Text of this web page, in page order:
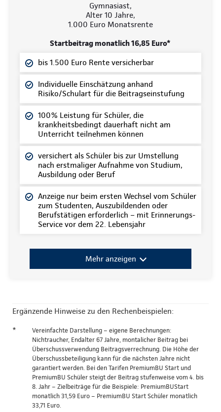
Gymnasiast,
Alter 10 Jahre,
1.000 Euro Monatsrente
Startbeitrag monatlich 16,85 Euro*
bis 1.500 Euro Rente versicherbar
Individuelle Einschätzung anhand
Risiko/Schulart für die Beitragseinstufung
100% Leistung für Schüler, die
krankheitsbedingt dauerhaft nicht am
Unterricht teilnehmen können
versichert als Schüler bis zur Umstellung
nach erstmaliger Aufnahme von Studium,
Ausbildung oder Beruf
Anzeige nur beim ersten Wechsel vom Schüler
zum Studenten, Auszubildenden oder
Berufstätigen erforderlich – mit Erinnerungs-
Service vor dem 22. Lebensjahr
Mehr anzeigen
Ergänzende Hinweise zu den Rechenbeispielen:
*
Vereinfachte Darstellung – eigene Berechnungen:
Nichtraucher, Endalter 67 Jahre, montalicher Beitrag bei
Überschussverwendung Beitragsverrechnung. Die Höhe der
Überschussbeteiligung kann für die nächsten Jahre nicht
garantiert werden. Bei den Tarifen PremiumBU Start und
PremiumBU Schüler steigt der Beitrag stufenweise vom 4. bis
8. Jahr – Zielbeiträge für die Beispiele: PremiumBUStart
monatlich 31,59 Euro – PremiumBU Start Schüler monatlich
33,71 Euro.